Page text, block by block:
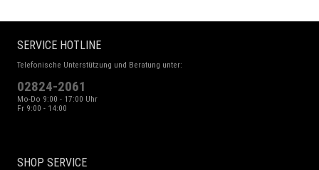
SERVICE HOTLINE
Telefonische Unterstützung und Beratung unter:
02824-2061
Mo-Do 9:00 - 17:00 Uhr
Fr 9:00 - 14:00
SHOP SERVICE